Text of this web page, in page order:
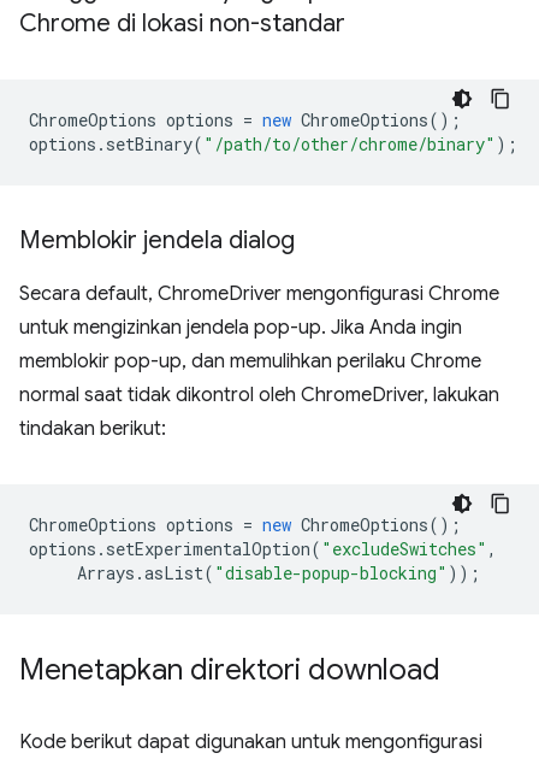
Chrome di lokasi non-standar
ChromeOptions options = new ChromeOptions();
options . setBinary( "/path/to/other/chrome/binary" );
Memblokir jendela dialog
Secara default, ChromeDriver mengonfigurasi Chrome
untuk mengizinkan jendela pop-up. Jika Anda ingin
memblokir pop-up, dan memulihkan perilaku Chrome
normal saat tidak dikontrol oleh ChromeDriver, lakukan
tindakan berikut:
ChromeOptions options = new ChromeOptions();
options . setExperimentalOption( "excludeSwitches" ,
Arrays .asList( "disable-popup-blocking" ));
Menetapkan direktori download
Kode berikut dapat digunakan untuk mengonfigurasi